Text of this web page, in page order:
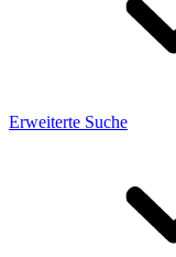
Erweiterte Suche